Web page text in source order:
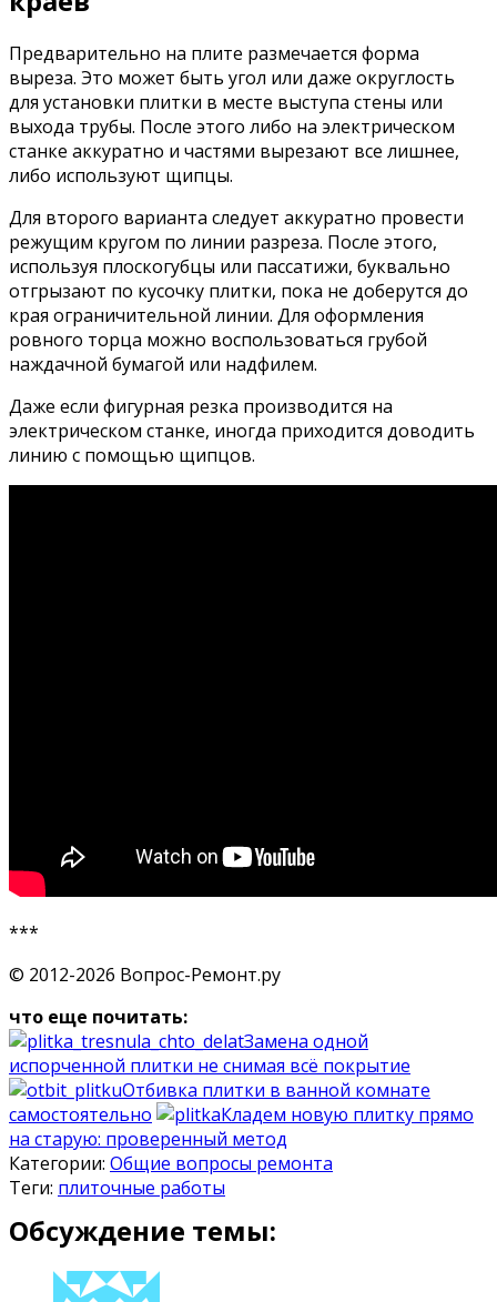
Предварительно на плите размечается форма
выреза. Это может быть угол или даже округлость
для установки плитки в месте выступа стены или
выхода трубы. После этого либо на электрическом
станке аккуратно и частями вырезают все лишнее,
либо используют щипцы.
Для второго варианта следует аккуратно провести
режущим кругом по линии разреза. После этого,
используя плоскогубцы или пассатижи, буквально
отгрызают по кусочку плитки, пока не доберутся до
края ограничительной линии. Для оформления
ровного торца можно воспользоваться грубой
наждачной бумагой или надфилем.
Даже если фигурная резка производится на
электрическом станке, иногда приходится доводить
линию с помощью щипцов.
***
© 2012-2026 Вопрос-Ремонт.ру
что еще почитать:
Замена одной
испорченной плитки не снимая всё покрытие
Отбивка плитки в ванной комнате
самостоятельно
Кладем новую плитку прямо
на старую: проверенный метод
Категории: Общие вопросы ремонта
Теги: плиточные работы
Обсуждение темы: